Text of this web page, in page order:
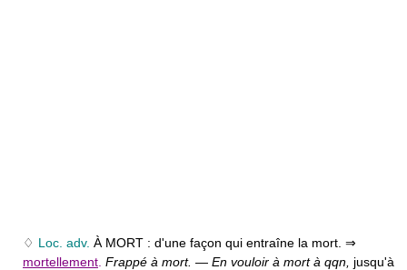
♢ Loc. adv. À MORT : d'une façon qui entraîne la mort. ⇒
mortellement Frappé à mort. — En vouloir à mort à qqn, jusqu'à